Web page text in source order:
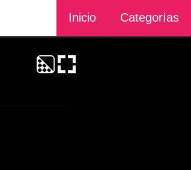
Inicio Categorías